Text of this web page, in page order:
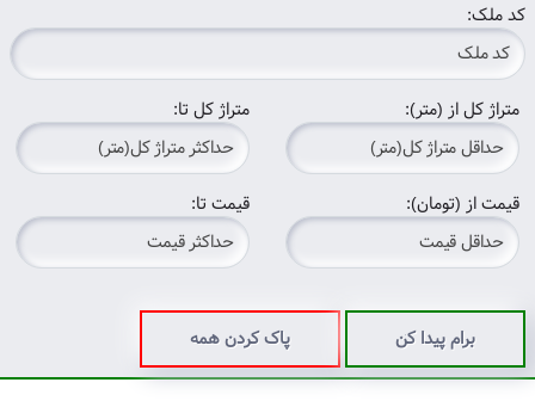
کد ملک:
متراژ کل از (متر): متراژ کل تا:
قیمت از (تومان): قیمت تا:
برام پیدا کن پاک کردن همه